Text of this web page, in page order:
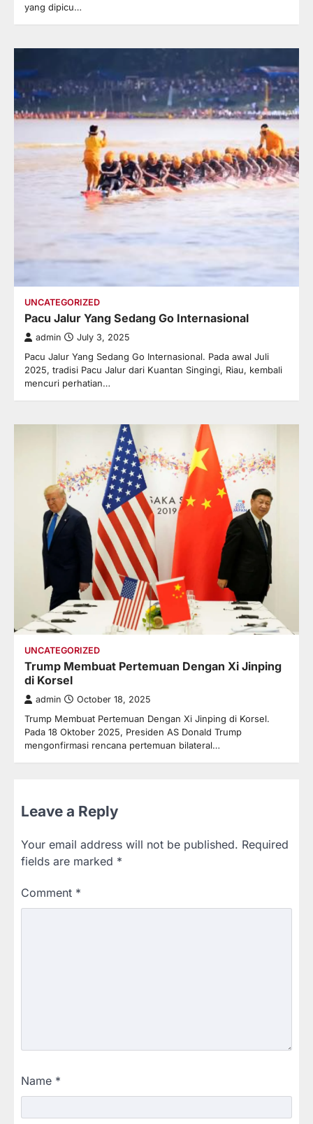
yang dipicu…
UNCATEGORIZED
Pacu Jalur Yang Sedang Go Internasional
admin July 3, 2025
Pacu Jalur Yang Sedang Go Internasional. Pada awal Juli
2025, tradisi Pacu Jalur dari Kuantan Singingi, Riau, kembali
mencuri perhatian…
UNCATEGORIZED
Trump Membuat Pertemuan Dengan Xi Jinping
di Korsel
admin October 18, 2025
Trump Membuat Pertemuan Dengan Xi Jinping di Korsel.
Pada 18 Oktober 2025, Presiden AS Donald Trump
mengonfirmasi rencana pertemuan bilateral…
Leave a Reply
Your email address will not be published. Required
fields are marked *
Comment *
Name *